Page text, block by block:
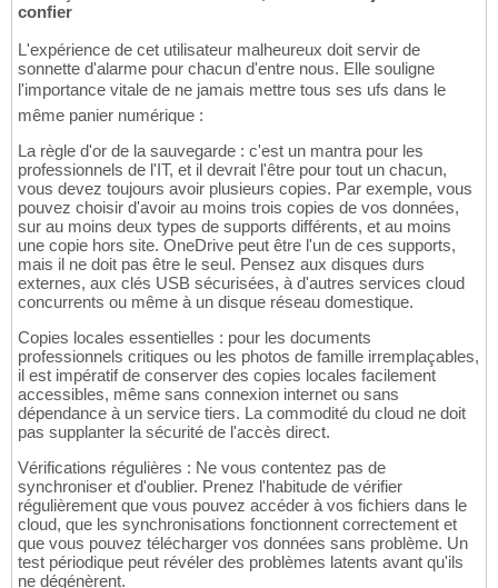
confier
L'expérience de cet utilisateur malheureux doit servir de
sonnette d'alarme pour chacun d'entre nous. Elle souligne
l'importance vitale de ne jamais mettre tous ses ufs dans le
même panier numérique :
La règle d'or de la sauvegarde : c'est un mantra pour les
professionnels de l'IT, et il devrait l'être pour tout un chacun,
vous devez toujours avoir plusieurs copies. Par exemple, vous
pouvez choisir d'avoir au moins trois copies de vos données,
sur au moins deux types de supports différents, et au moins
une copie hors site. OneDrive peut être l'un de ces supports,
mais il ne doit pas être le seul. Pensez aux disques durs
externes, aux clés USB sécurisées, à d'autres services cloud
concurrents ou même à un disque réseau domestique.
Copies locales essentielles : pour les documents
professionnels critiques ou les photos de famille irremplaçables,
il est impératif de conserver des copies locales facilement
accessibles, même sans connexion internet ou sans
dépendance à un service tiers. La commodité du cloud ne doit
pas supplanter la sécurité de l'accès direct.
Vérifications régulières : Ne vous contentez pas de
synchroniser et d'oublier. Prenez l'habitude de vérifier
régulièrement que vous pouvez accéder à vos fichiers dans le
cloud, que les synchronisations fonctionnent correctement et
que vous pouvez télécharger vos données sans problème. Un
test périodique peut révéler des problèmes latents avant qu'ils
ne dégénèrent.